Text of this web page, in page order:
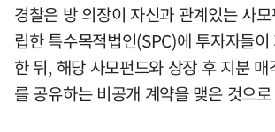
경찰은 방 의장이 자신과 관계있는 사
립한 특수목적법인(SPC)에 투자자들
한 뒤, 해당 사모펀드와 상장 후 지분
를 공유하는 비공개 계약을 맺은 것으